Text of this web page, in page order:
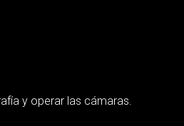
y operar las cámaras.